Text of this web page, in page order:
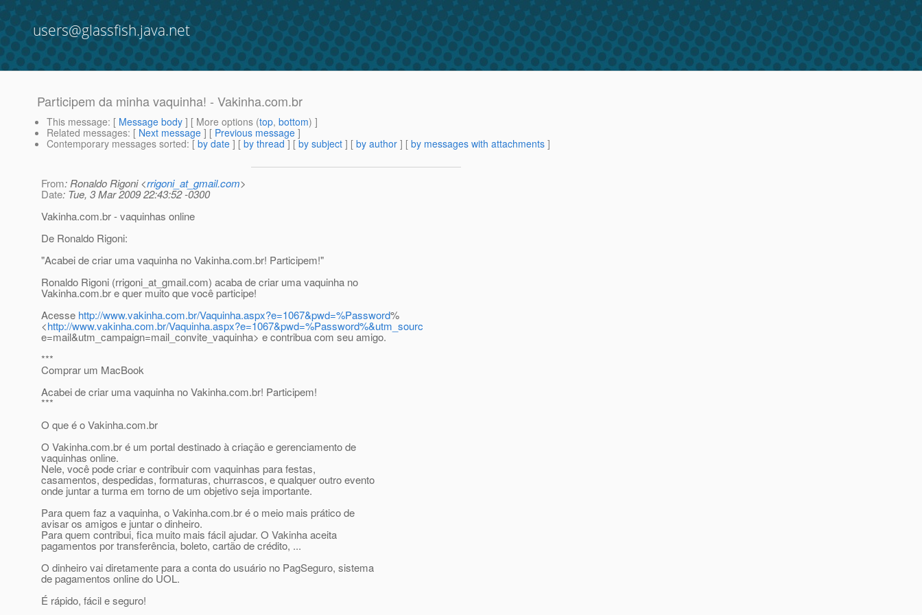
users@glassfish.java.net
Participem da minha vaquinha! - Vakinha.com.br
This message: [ Message body ] [ More options (top, bottom) ]
Related messages: [ Next message ] [ Previous message ]
Contemporary messages sorted: [ by date ] [ by thread ] [ by subject ] [ by author ] [ by messages with attachments ]
From: Ronaldo Rigoni <rrigoni_at_gmail.com>
Date: Tue, 3 Mar 2009 22:43:52 -0300
Vakinha.com.br - vaquinhas online
De Ronaldo Rigoni:
"Acabei de criar uma vaquinha no Vakinha.com.br! Participem!"
Ronaldo Rigoni (rrigoni_at_gmail.com) acaba de criar uma vaquinha no
Vakinha.com.br e quer muito que você participe!
Acesse http://www.vakinha.com.br/Vaquinha.aspx?e=1067&pwd=%Password%
<http://www.vakinha.com.br/Vaquinha.aspx?e=1067&pwd=%Password%&utm_sourc
e=mail&utm_campaign=mail_convite_vaquinha> e contribua com seu amigo.
***
Comprar um MacBook
Acabei de criar uma vaquinha no Vakinha.com.br! Participem!
***
O que é o Vakinha.com.br
O Vakinha.com.br é um portal destinado à criação e gerenciamento de
vaquinhas online.
Nele, você pode criar e contribuir com vaquinhas para festas,
casamentos, despedidas, formaturas, churrascos, e qualquer outro evento
onde juntar a turma em torno de um objetivo seja importante.
Para quem faz a vaquinha, o Vakinha.com.br é o meio mais prático de
avisar os amigos e juntar o dinheiro.
Para quem contribui, fica muito mais fácil ajudar. O Vakinha aceita
pagamentos por transferência, boleto, cartão de crédito, ...
O dinheiro vai diretamente para a conta do usuário no PagSeguro, sistema
de pagamentos online do UOL.
É rápido, fácil e seguro!